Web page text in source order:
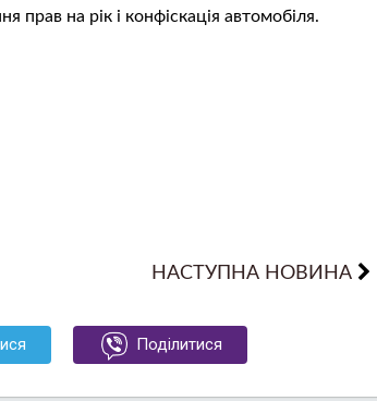
на рік і конфіскація автомобіля.
НАСТУПНА НОВИНА
Поділитися